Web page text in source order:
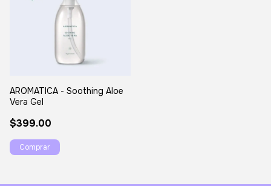
AROMATICA - Soothing Aloe
Vera Gel
$399.00